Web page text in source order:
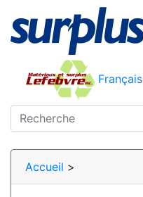
Français
Accueil >